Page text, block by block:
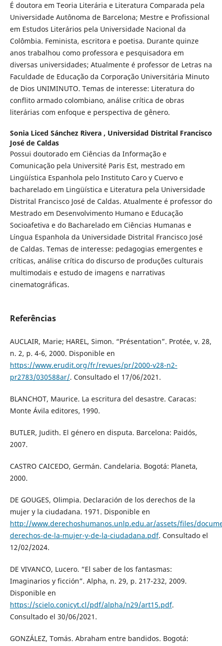
É doutora em Teoria Literária e Literatura Comparada pela
Universidade Autônoma de Barcelona; Mestre e Profissional
em Estudos Literários pela Universidade Nacional da
Colômbia. Feminista, escritora e poetisa. Durante quinze
anos trabalhou como professora e pesquisadora em
diversas universidades; Atualmente é professor de Letras na
Faculdade de Educação da Corporação Universitária Minuto
de Dios UNIMINUTO. Temas de interesse: Literatura do
conflito armado colombiano, análise crítica de obras
literárias com enfoque e perspectiva de gênero.
Sonia Liced Sánchez Rivera , Universidad Distrital Francisco
José de Caldas
Possui doutorado em Ciências da Informação e
Comunicação pela Université Paris Est, mestrado em
Lingüística Espanhola pelo Instituto Caro y Cuervo e
bacharelado em Lingüística e Literatura pela Universidade
Distrital Francisco José de Caldas. Atualmente é professor do
Mestrado em Desenvolvimento Humano e Educação
Socioafetiva e do Bacharelado em Ciências Humanas e
Língua Espanhola da Universidade Distrital Francisco José
de Caldas. Temas de interesse: pedagogias emergentes e
críticas, análise crítica do discurso de produções culturais
multimodais e estudo de imagens e narrativas
cinematográficas.
Referências
AUCLAIR, Marie; HAREL, Simon. “Présentation”. Protée, v. 28,
n. 2, p. 4-6, 2000. Disponible en
https://www.erudit.org/fr/revues/pr/2000-v28-n2-
pr2783/030588ar/. Consultado el 17/06/2021.
BLANCHOT, Maurice. La escritura del desastre. Caracas:
Monte Ávila editores, 1990.
BUTLER, Judith. El género en disputa. Barcelona: Paidós,
2007.
CASTRO CAICEDO, Germán. Candelaria. Bogotá: Planeta,
2000.
DE GOUGES, Olimpia. Declaración de los derechos de la
mujer y la ciudadana. 1971. Disponible en
http://www.derechoshumanos.unlp.edu.ar/assets/files/
derechos-de-la-mujer-y-de-la-ciudadana.pdf. Consultado el
12/02/2024.
DE VIVANCO, Lucero. “El saber de los fantasmas:
Imaginarios y ficción”. Alpha, n. 29, p. 217-232, 2009.
Disponible en
https://scielo.conicyt.cl/pdf/alpha/n29/art15.pdf.
Consultado el 30/06/2021.
GONZÁLEZ, Tomás. Abraham entre bandidos. Bogotá: